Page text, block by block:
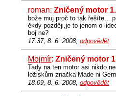
roman: Zničený motor
bože muj proč to tak
ěkdy později,je to jenom o
boj ne?
17.37, 8. 6. 2008, odpovědět
Mojmír: Zničený motor
Tady na ten motor asi nikdo
ložiskům značka Made ni
18.09, 8. 6. 2008, odpovědět